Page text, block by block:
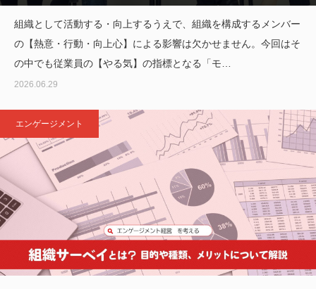
組織として活動する・向上するうえで、組織を構成するメンバー
の【熱意・行動・向上心】による影響は欠かせません。今回はそ
の中でも従業員の【やる気】の指標となる「モ…
2026.06.29
エンゲージメント